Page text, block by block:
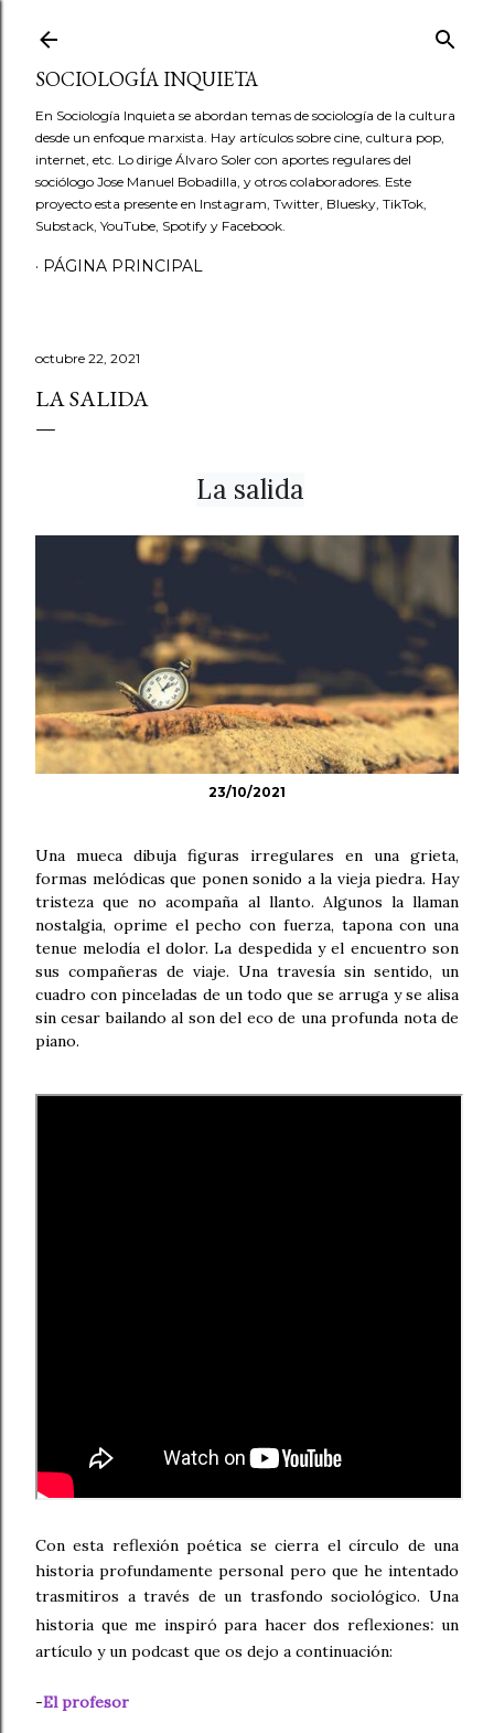
SOCIOLOGÍA INQUIETA
En Sociología Inquieta se abordan temas de sociología de la cultura
desde un enfoque marxista. Hay artículos sobre cine, cultura pop,
internet, etc. Lo dirige Álvaro Soler con aportes regulares del
sociólogo Jose Manuel Bobadilla, y otros colaboradores. Este
proyecto esta presente en Instagram, Twitter, Bluesky, TikTok,
Substack, YouTube, Spotify y Facebook.
PÁGINA PRINCIPAL
octubre 22, 2021
LA SALIDA
La salida
23/10/2021
Una mueca dibuja figuras irregulares en una grieta,
formas melódicas que ponen sonido a la vieja piedra. Hay
tristeza que no acompaña al llanto. Algunos la llaman
nostalgia, oprime el pecho con fuerza, tapona con una
tenue melodía el dolor. La despedida y el encuentro son
sus compañeras de viaje. Una travesía sin sentido, un
cuadro con pinceladas de un todo que se arruga y se alisa
sin cesar bailando al son del eco de una profunda nota de
piano.
Con esta reflexión poética se cierra el círculo de una
historia profundamente personal pero que he intentado
trasmitiros a través de un trasfondo sociológico. Una
historia que me inspiró para hacer dos reflexiones: un
artículo y un podcast que os dejo a continuación:
-El profesor